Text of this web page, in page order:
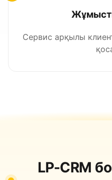
Сервис арқылы
LP-CRM